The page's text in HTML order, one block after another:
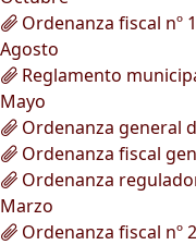
Ordenanza fiscal nº
Agosto
Reglamento
Mayo
Ordenanza general
Ordenanza fiscal
Ordenanza
Marzo
Ordenanza fiscal nº